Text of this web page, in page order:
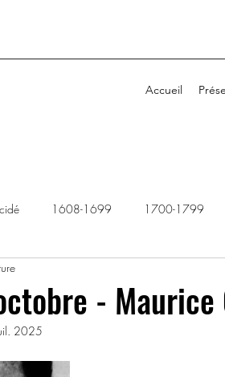
Accueil
1608-1699 1700-1799
1940-1949
2010-2019
-
2025